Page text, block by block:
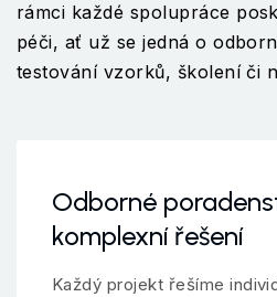
rámci každé spolupráce
péči, ať už se jedná o
testování vzorků, školení či
Odborné
komplexní řešení
Každý projekt řešíme